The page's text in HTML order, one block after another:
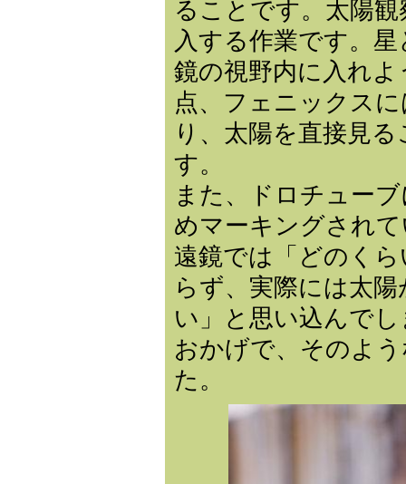
ることです。太陽
入する作業です。
鏡の視野内に入れ
点、フェニックス
り、太陽を直接見
す。
また、ドロチュー
めマーキングされ
遠鏡では「どのく
らず、実際には太
い」と思い込んで
おかげで、そのよ
た。